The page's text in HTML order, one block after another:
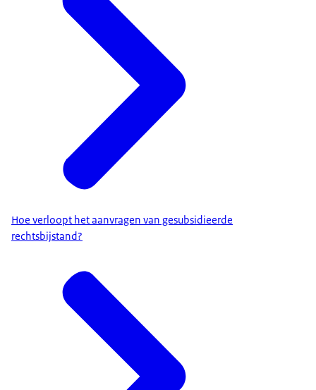
Hoe verloopt het aanvragen van gesubsidieerde
rechtsbijstand?